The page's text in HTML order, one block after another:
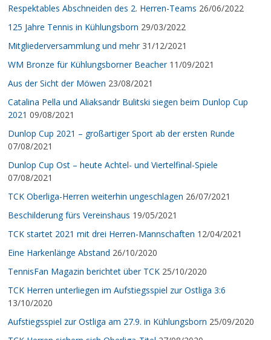
Respektables Abschneiden des 2. Herren-Teams 26/06/2022
125 Jahre Tennis in Kühlungsborn 29/03/2022
Mitgliederversammlung und mehr 31/12/2021
WM Bronze für Kühlungsborner Beacher 11/09/2021
Aus der Sicht der Möwen 23/08/2021
Catalina Pella und Aliaksandr Bulitski siegen beim Dunlop Cup
2021 09/08/2021
Dunlop Cup 2021 – großartiger Sport ab der ersten Runde
07/08/2021
Dunlop Cup Ost – heute Achtel- und Viertelfinal-Spiele
07/08/2021
TCK Oberliga-Herren weiterhin ungeschlagen 26/07/2021
Beschilderung fürs Vereinshaus 19/05/2021
TCK startet 2021 mit drei Herren-Mannschaften 12/04/2021
Eine Harkenlänge Abstand 26/10/2020
TennisFan Magazin berichtet über TCK 25/10/2020
TCK Herren unterliegen im Aufstiegsspiel zur Ostliga 3:6
13/10/2020
Aufstiegsspiel zur Ostliga am 27.9. in Kühlungsborn 25/09/2020